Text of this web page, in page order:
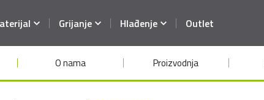
Grijanje Hlađenje Outlet
O nama Proizvodnja